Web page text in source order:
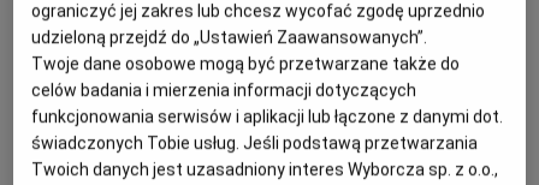
Application error: a client-side exception has occurred
loadingpomoc.wyborcza.pl (see the browser console for more
information).
ograniczyć jej zakres lub chcesz wycofać zgodę uprzednio
udzieloną przejdź do „Ustawień Zaawansowanych”.
Twoje dane osobowe mogą być przetwarzane także do
celów badania i mierzenia informacji dotyczących
funkcjonowania serwisów i aplikacji lub łączone z danymi dot.
świadczonych Tobie usług. Jeśli podstawą przetwarzania
Twoich danych jest uzasadniony interes Wyborcza sp. z o.o.,